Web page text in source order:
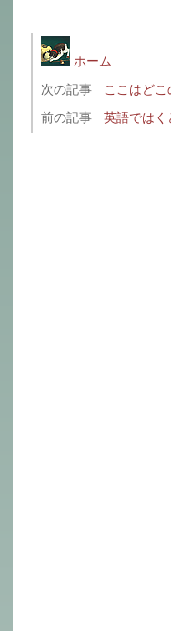
ホーム
次の記事
ここはどこ
前の記事
英語では